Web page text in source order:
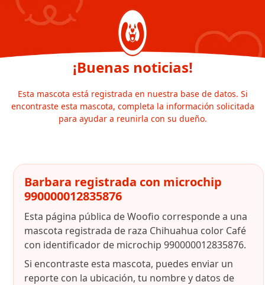
¡Buenas noticias!
Esta mascota está registrada en nuestra base de datos. Si
encontraste esta mascota, completa la información solicitada
para ayudar a reunirla con su dueño.
Barbara registrada con microchip
990000012835876
Esta página pública de Woofio corresponde a una
mascota registrada de raza Chihuahua color Café
con identificador de microchip 990000012835876.
Si encontraste esta mascota, puedes enviar un
reporte con la ubicación, tu nombre y datos de